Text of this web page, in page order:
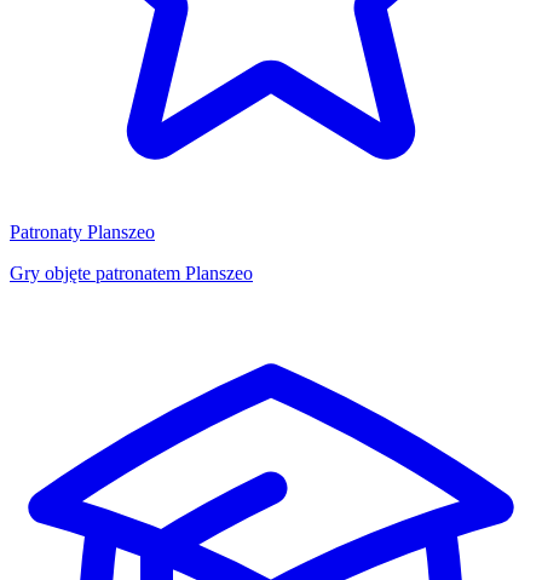
Patronaty Planszeo
Gry objęte patronatem Planszeo